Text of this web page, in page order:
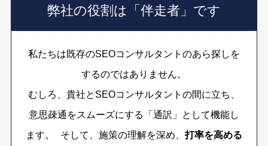
弊社の役割は「伴走者」です
私たちは既存のSEOコンサルタントのあら探しを
するのではありません。
むしろ、貴社とSEOコンサルタントの間に立ち、
意思疎通をスムーズにする「通訳」として機能し
ます。 そして、施策の理解を深め、打率を高める